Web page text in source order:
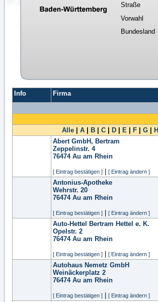
Straße
Vorwahl
Bundesland
Info Firma
Alle
A B C D E F G H
Abert GmbH, Bertram
Zeppelinstr. 4
76474 Au am Rhein
[ Eintrag bestätigen ] [ Eintrag ändern ]
Antonius-Apotheke
Wehrstr. 20
76474 Au am Rhein
[ Eintrag bestätigen ] [ Eintrag ändern ]
Auto-Hettel Bertram Hettel e. K.
Opelstr. 2
76474 Au am Rhein
[ Eintrag bestätigen ] [ Eintrag ändern ]
Autohaus Nemetz GmbH
Weinäckerplatz 2
76474 Au am Rhein
[ Eintrag bestätigen ] [ Eintrag ändern ]